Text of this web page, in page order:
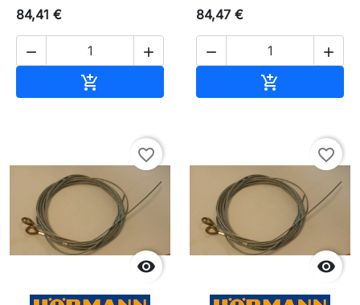
84,41 €
 

84,47 €
 


favorite_border

favorite_border